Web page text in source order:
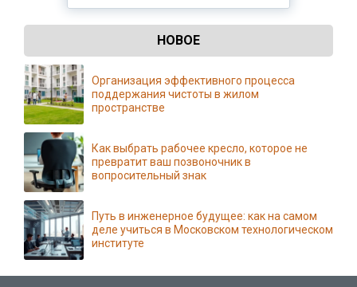
НОВОЕ
Организация эффективного процесса
поддержания чистоты в жилом
пространстве
Как выбрать рабочее кресло, которое не
превратит ваш позвоночник в
вопросительный знак
Путь в инженерное будущее: как на самом
деле учиться в Московском технологическом
институте